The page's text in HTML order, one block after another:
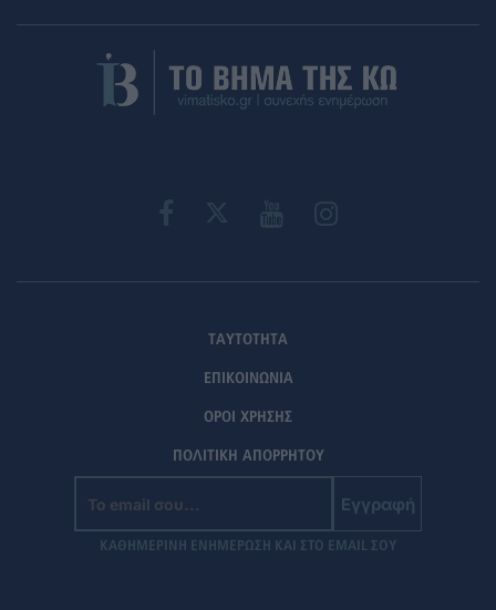
ΤΑΥΤΟΤΗΤΑ
ΕΠΙΚΟΙΝΩΝΙΑ
ΟΡΟΙ ΧΡΗΣΗΣ
ΠΟΛΙΤΙΚΗ ΑΠΟΡΡΗΤΟΥ
Εγγραφή
ΚΑΘΗΜΕΡΙΝΗ ΕΝΗΜΕΡΩΣΗ ΚΑΙ ΣΤΟ EMAIL ΣΟΥ